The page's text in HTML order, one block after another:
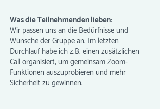
Was die Teilnehmenden lieben:
Wir passen uns an die Bedürfnisse und
Wünsche der Gruppe an. Im letzten
Durchlauf habe ich z.B. einen zusätzlichen
Call organisiert, um gemeinsam Zoom-
Funktionen auszuprobieren und mehr
Sicherheit zu gewinnen.